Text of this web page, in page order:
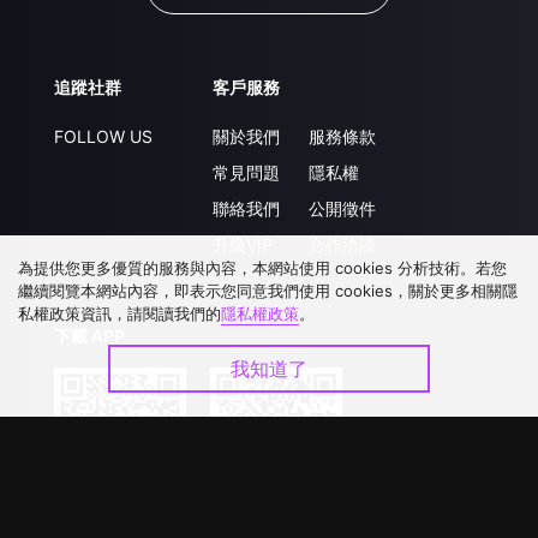
追蹤社群
FOLLOW US
客戶服務
關於我們
常見問題
聯絡我們
服務條款
隱私權
公開徵件
為提供您更多優質的服務與內容，本網站使用 cookies 分析技術。若您
繼續閱覽本網站內容，即表示您同意我們使用 cookies，關於更多相關隱
私權政策資訊，請閱讀我們的隱私權政策。
我知道了